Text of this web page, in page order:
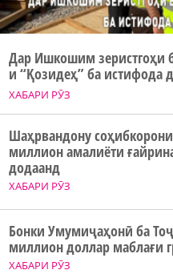
ХАБАРИ РӮЗ
Дар Ишкошим зеристгоҳи
и “Қозидеҳ” ба истифода
ХАБАРИ РӮЗ
Шаҳрвандону
миллион амалиёти
додаанд
ХАБАРИ РӮЗ
Бонки Умумиҷаҳонӣ ба
миллион доллар маблағи